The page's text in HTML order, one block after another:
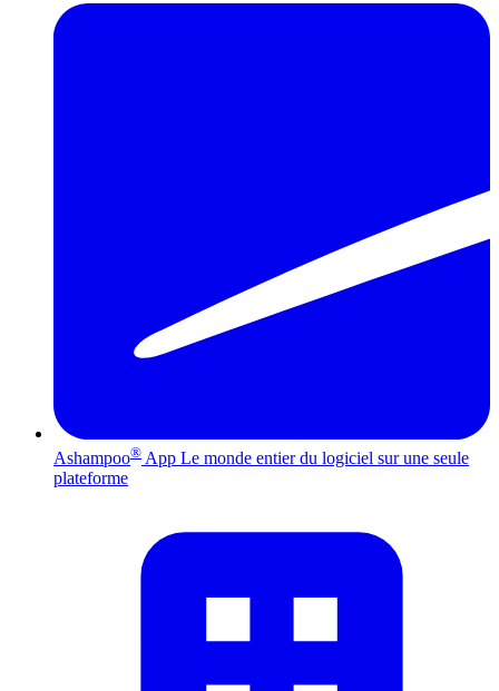
Ashampoo® App Le monde entier du logiciel sur une seule
plateforme